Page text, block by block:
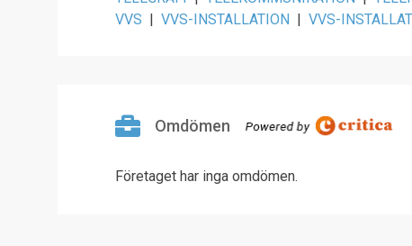
VVS | VVS-INSTALLATION | VVS-
Omdömen
Företaget har inga omdömen.